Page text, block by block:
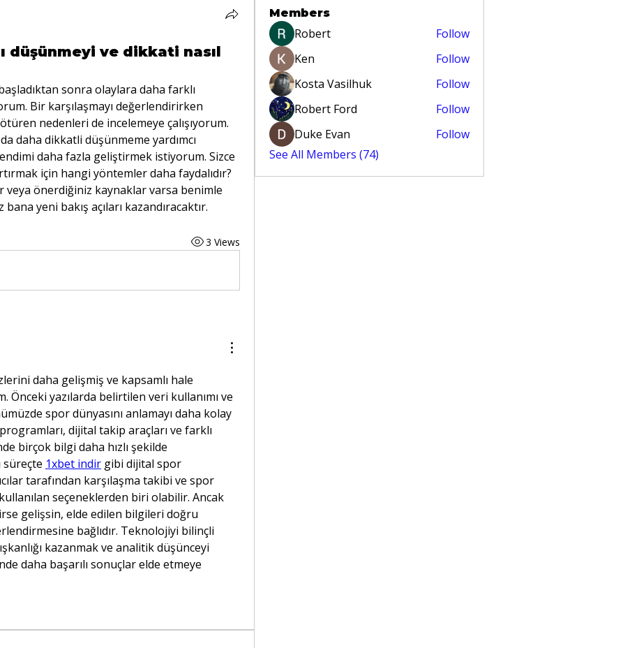
düşünmeyi ve dikkati nasıl
sonra olaylara daha farklı
Bir karşılaşmayı değerlendirirken
nedenleri de incelemeye çalışıyorum.
daha dikkatli düşünmeme yardımcı
daha fazla geliştirmek istiyorum. Sizce
için hangi yöntemler daha faydalıdır?
veya önerdiğiniz kaynaklar varsa benimle
yeni bakış açıları kazandıracaktır.
3 Views
daha gelişmiş ve kapsamlı hale
yazılarda belirtilen veri kullanımı ve
spor dünyasını anlamayı daha kolay
dijital takip araçları ve farklı
birçok bilgi daha hızlı şekilde
1xbet indir gibi dijital spor
tarafından karşılaşma takibi ve spor
seçeneklerden biri olabilir. Ancak
gelişsin, elde edilen bilgileri doğru
bağlıdır. Teknolojiyi bilinçli
kazanmak ve analitik düşünceyi
daha başarılı sonuçlar elde etmeye
Members
Robert
Follow
Ken
Follow
Kosta Vasilhuk
Follow
Robert Ford
Follow
Duke Evan
Follow
See All Members (74)